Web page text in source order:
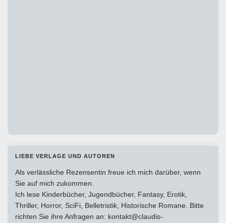
LIEBE VERLAGE UND AUTOREN
Als verlässliche Rezensentin freue ich mich darüber, wenn
Sie auf mich zukommen.
Ich lese Kinderbücher, Jugendbücher, Fantasy, Erotik,
Thriller, Horror, SciFi, Belletristik, Historische Romane. Bitte
richten Sie ihre Anfragen an: kontakt@claudis-